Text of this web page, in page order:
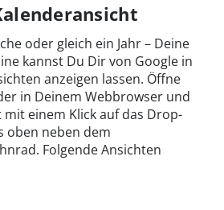
oder gleich ein Jahr – Deine
kannst Du Dir von Google in
anzeigen lassen. Öffne
in Deinem Webbrowser und
einem Klick auf das Drop-
oben neben dem
Folgende Ansichten